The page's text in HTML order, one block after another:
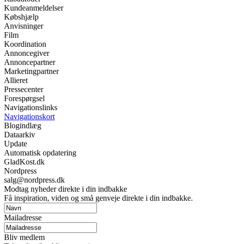
Kundeanmeldelser
Købshjælp
Anvisninger
Film
Koordination
Annoncegiver
Annoncepartner
Marketingpartner
Allieret
Pressecenter
Forespørgsel
Navigationslinks
Navigationskort
Blogindlæg
Dataarkiv
Update
Automatisk opdatering
GladKost.dk
Nordpress
salg@nordpress.dk
Modtag nyheder direkte i din indbakke
Få inspiration, viden og små genveje direkte i din indbakke.
Mailadresse
Bliv medlem